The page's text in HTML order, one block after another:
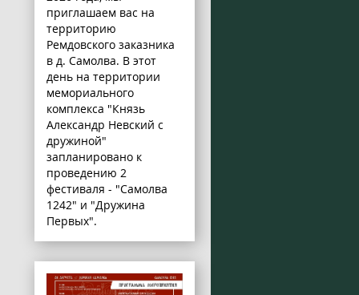
приглашаем вас на
территорию
Ремдовского заказника
в д. Самолва. В этот
день на территории
мемориального
комплекса "Князь
Александр Невский с
дружиной"
запланировано к
проведению 2
фестиваля - "Самолва
1242" и "Дружина
Первых".